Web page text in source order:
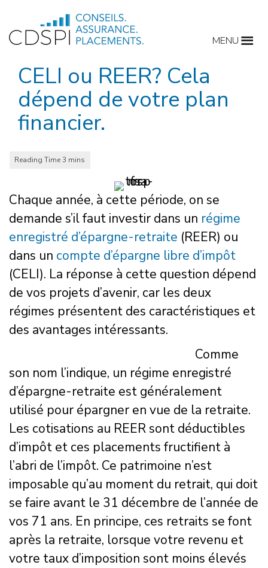
content
MENU
CELI ou REER? Cela
dépend de votre plan
financier.
Chaque année, à cette période, on se
demande s’il faut investir dans un régime
enregistré d’épargne-retraite (REER) ou
dans un compte d’épargne libre d’impôt
(CELI). La réponse à cette question dépend
de vos projets d’avenir, car les deux
régimes présentent des caractéristiques et
des avantages intéressants.
Comme
son nom l’indique, un régime enregistré
d’épargne-retraite est généralement
utilisé pour épargner en vue de la retraite.
Les cotisations au REER sont déductibles
d’impôt et ces placements fructifient à
l’abri de l’impôt. Ce patrimoine n’est
imposable qu’au moment du retrait, qui doit
se faire avant le 31 décembre de l’année de
vos 71 ans. En principe, ces retraits se font
après la retraite, lorsque votre revenu et
votre taux d’imposition sont moins élevés